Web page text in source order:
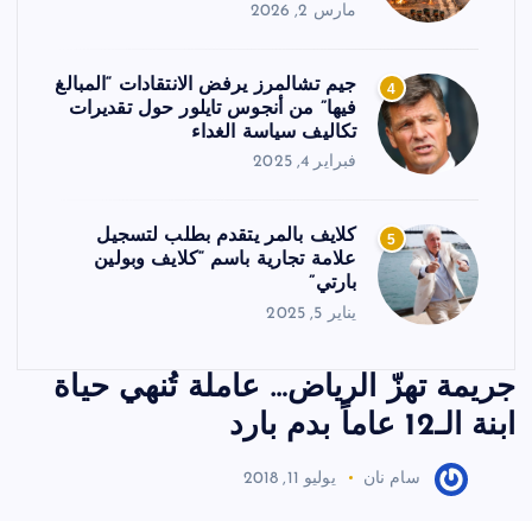
مارس 2, 2026
4
جيم تشالمرز يرفض الانتقادات “المبالغ
فيها” من أنجوس تايلور حول تقديرات
تكاليف سياسة الغداء
فبراير 4, 2025
5
كلايف بالمر يتقدم بطلب لتسجيل
علامة تجارية باسم “كلايف وبولين
بارتي”
يناير 5, 2025
جريمة تهزّ الرياض… عاملة تُنهي حياة
ابنة الـ12 عاماً بدم بارد
سام نان يوليو 11, 2018